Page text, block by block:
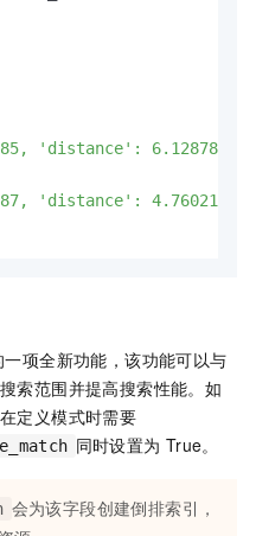
'distance':
'distance':
一项全新功能，该功能可以与
索范围并提高搜索性能。如
定义模式时需要
同时设置为 True。
会为该字段创建倒排索引，